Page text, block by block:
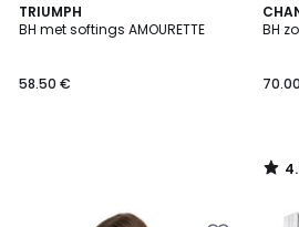
TRIUMPH
BH met softings AMOURETTE
58.50 €
BH
4.5
/ 5
3
/